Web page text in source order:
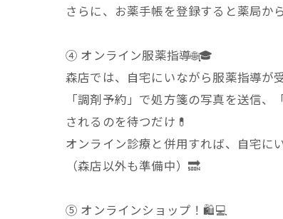
さらに、お薬手帳を登録すると薬局か
④ オンライン服薬指導🌐🎓
森店では、自宅にいながら服薬指導が
「調剤予約」で処方箋の写真を送信
されるのを待つだけ💊
オンライン診療と併用すれば、自宅に
（森店以外も準備中）🔜
⑤ オンラインショップ！🛍️💻